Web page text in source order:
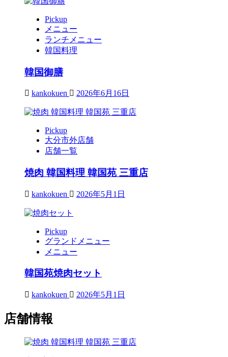
Pickup
メニュー
ランチメニュー
韓国料理
韓国御膳
kankokuen 2026年6月16日
Pickup
大分市外店舗
店舗一覧
焼肉 韓国料理 韓国苑 三重店
kankokuen 2026年5月1日
Pickup
グランドメニュー
メニュー
韓国苑焼肉セット
kankokuen 2026年5月1日
店舗情報